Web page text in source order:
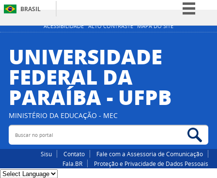
ACESSIBILIDADE ALTO CONTRASTE MAPA DO SITE
BRASIL
Simplifique!
Participe
Acesso à informação
Canais
UNIVERSIDADE
FEDERAL DA
PARAÍBA - UFPB
MINISTÉRIO DA EDUCAÇÃO - MEC
Buscar no portal
Sisu Contato
Fale com a Assessoria de Comunicação
Fala.BR
Proteção e Privacidade de Dados Pessoais